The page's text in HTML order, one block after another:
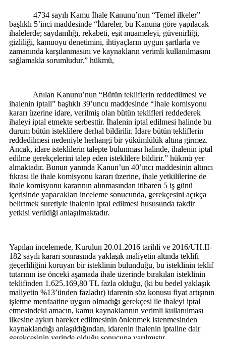
4734 sayılı Kamu İhale Kanunu’nun “Temel ilkeler”
başlıklı 5’inci maddesinde “İdareler, bu Kanuna göre yapılacak
ihalelerde; saydamlığı, rekabeti, eşit muameleyi, güvenirliği,
gizliliği, kamuoyu denetimini, ihtiyaçların uygun şartlarla ve
zamanında karşılanmasını ve kaynakların verimli kullanılmasını
sağlamakla sorumludur.” hükmü,
Anılan Kanunu’nun “Bütün tekliflerin reddedilmesi ve
ihalenin iptali” başlıklı 39’uncu maddesinde “İhale komisyonu
kararı üzerine idare, verilmiş olan bütün teklifleri reddederek
ihaleyi iptal etmekte serbesttir. İhalenin iptal edilmesi halinde bu
durum bütün isteklilere derhal bildirilir. İdare bütün tekliflerin
reddedilmesi nedeniyle herhangi bir yükümlülük altına girmez.
Ancak, idare isteklilerin talepte bulunması halinde, ihalenin iptal
edilme gerekçelerini talep eden isteklilere bildirir.” hükmü yer
almaktadır. Bunun yanında Kanun’un 40’ıncı maddesinin altıncı
fıkrası ile ihale komisyonu kararı üzerine, ihale yetkililerine de
ihale komisyonu kararının alınmasından itibaren 5 iş günü
içerisinde yapacakları inceleme sonucunda, gerekçesini açıkça
belirtmek suretiyle ihalenin iptal edilmesi hususunda takdir
yetkisi verildiği anlaşılmaktadır.
Yapılan incelemede, Kurulun 20.01.2016 tarihli ve 2016/UH.II-
182 sayılı kararı sonrasında yaklaşık maliyetin altında teklifi
geçerliliğini koruyan bir isteklinin bulunduğu, bu isteklinin teklif
tutarının ise önceki aşamada ihale üzerinde bırakılan isteklinin
teklifinden 1.625.169,80 TL fazla olduğu, (ki bu bedel yaklaşık
maliyetin %13’ünden fazladır) idarenin söz konusu fiyat artışının
işletme menfaatine uygun olmadığı gerekçesi ile ihaleyi iptal
etmesindeki amacın, kamu kaynaklarının verimli kullanılması
ilkesine aykırı hareket edilmesinin önlenmek istenmesinden
kaynaklandığı anlaşıldığından, idarenin ihalenin iptaline dair